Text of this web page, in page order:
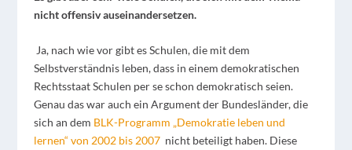
nicht offensiv auseinandersetzen.
Ja, nach wie vor gibt es Schulen, die mit dem
Selbstverständnis leben, dass in einem demokratischen
Rechtsstaat Schulen per se schon demokratisch seien.
Genau das war auch ein Argument der Bundesländer, die
sich an dem BLK-Programm „Demokratie leben und
lernen“ von 2002 bis 2007 nicht beteiligt haben. Diese